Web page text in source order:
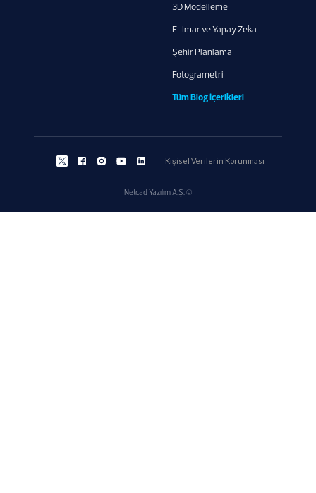
3D Modelleme
E-İmar ve Yapay Zeka
Şehir Planlama
Fotogrametri
Tüm Blog İçerikleri
Kişisel Verilerin Korunması
Netcad Yazılım A.Ş. ©